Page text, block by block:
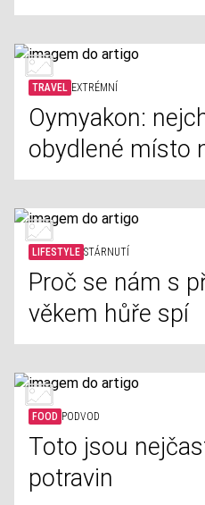
TRAVEL EXTRÉMNÍ
Oymyakon:
obydlené místo
LIFESTYLE STÁRNUTÍ
Proč se nám s
věkem hůře spí
FOOD PODVOD
Toto jsou
potravin